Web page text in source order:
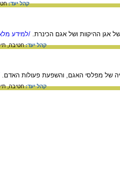
קהל יעד:
אגן ההיקוות ושל אגם הכינרת. /למידע
קהל יעד:חטיבה,
של מפלסי האגם, והשפעת פעולות האדם.
קהל יעד:חטיבה,